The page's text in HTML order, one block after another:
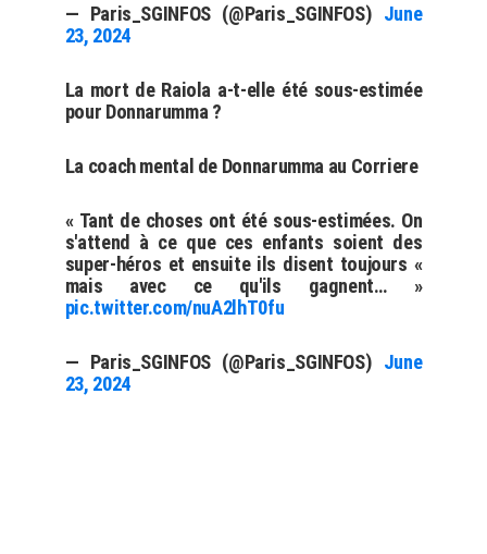
— Paris_SGINFOS (@Paris_SGINFOS) June
23, 2024
La mort de Raiola a-t-elle été sous-estimée
pour Donnarumma ?
La coach mental de Donnarumma au Corriere
« Tant de choses ont été sous-estimées. On
s'attend à ce que ces enfants soient des
super-héros et ensuite ils disent toujours «
mais avec ce qu'ils gagnent… »
pic.twitter.com/nuA2lhT0fu
— Paris_SGINFOS (@Paris_SGINFOS) June
23, 2024